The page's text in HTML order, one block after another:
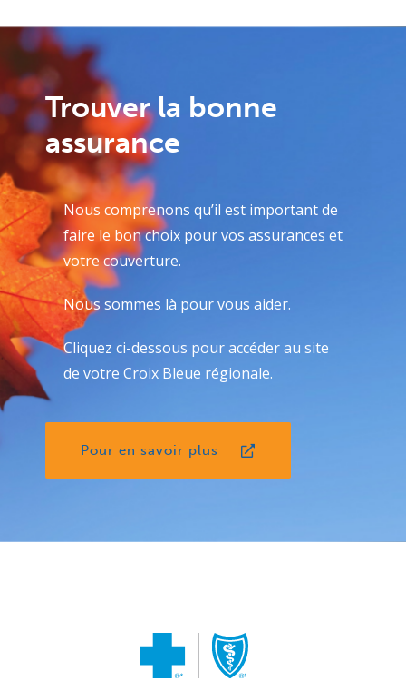
Trouver la bonne
assurance
Nous comprenons qu’il est important de
faire le bon choix pour vos assurances et
votre couverture.
Nous sommes là pour vous aider.
Cliquez ci-dessous pour accéder au site
de votre Croix Bleue régionale.
Pour en savoir plus